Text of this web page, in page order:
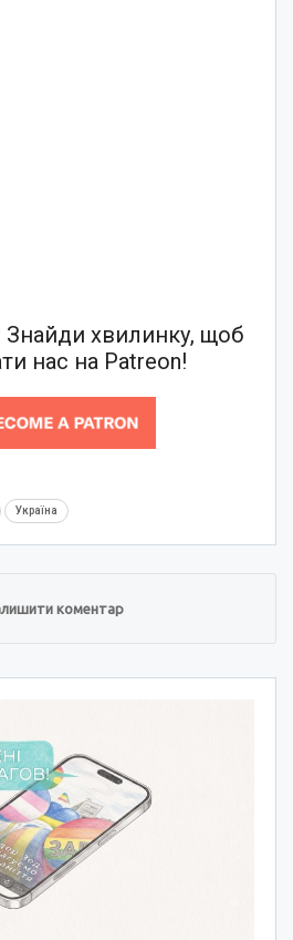
хвилинку, щоб
нас на Patreon!
Україна
коментар